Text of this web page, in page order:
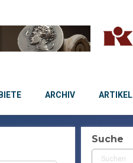
ARCHIV ARTIKEL
Suche